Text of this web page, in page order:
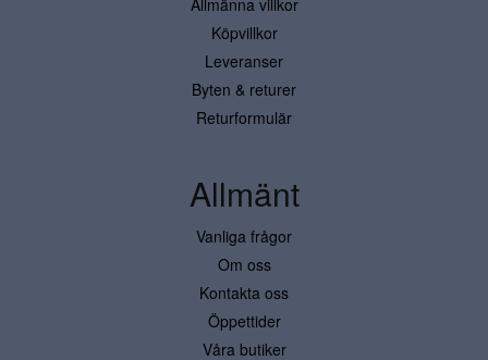
Köpvillkor
Leveranser
Byten & returer
Returformulär
Allmänt
Vanliga frågor
Om oss
Kontakta oss
Öppettider
Våra butiker